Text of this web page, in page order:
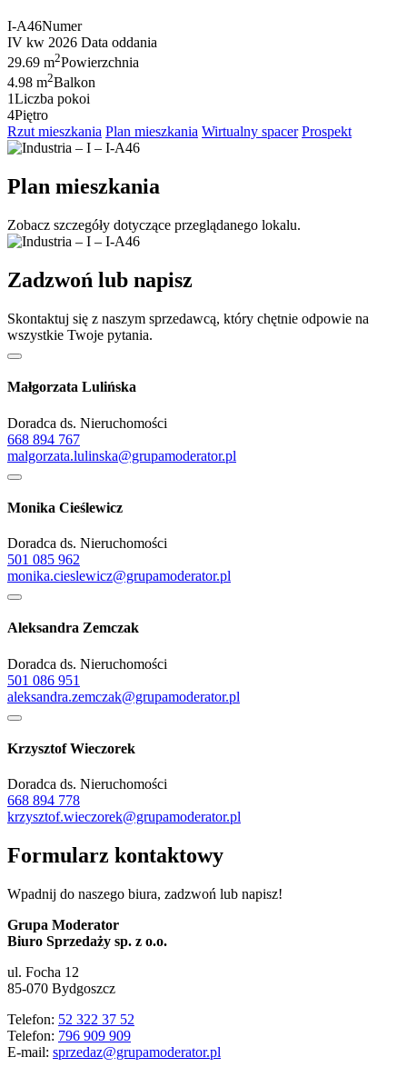
I-A46Numer
IV kw 2026 Data oddania
29.69 m2Powierzchnia
4.98 m2Balkon
1Liczba pokoi
4Piętro
Rzut mieszkania Plan mieszkania Wirtualny spacer Prospekt
Plan mieszkania
Zobacz szczegóły dotyczące przeglądanego lokalu.
Zadzwoń lub napisz
Skontaktuj się z naszym sprzedawcą, który chętnie odpowie na
wszystkie Twoje pytania.
Małgorzata Lulińska
Doradca ds. Nieruchomości
668 894 767
malgorzata.lulinska@grupamoderator.pl
Monika Cieślewicz
Doradca ds. Nieruchomości
501 085 962
monika.cieslewicz@grupamoderator.pl
Aleksandra Zemczak
Doradca ds. Nieruchomości
501 086 951
aleksandra.zemczak@grupamoderator.pl
Krzysztof Wieczorek
Doradca ds. Nieruchomości
668 894 778
krzysztof.wieczorek@grupamoderator.pl
Formularz kontaktowy
Wpadnij do naszego biura, zadzwoń lub napisz!
Grupa Moderator
Biuro Sprzedaży sp. z o.o.
ul. Focha 12
85-070 Bydgoszcz
Telefon: 52 322 37 52
Telefon: 796 909 909
E-mail: sprzedaz@grupamoderator.pl